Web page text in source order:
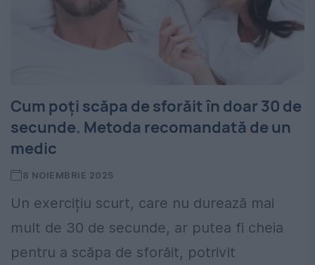
Cum poți scăpa de sforăit în doar 30 de
secunde. Metoda recomandată de un
medic
8 NOIEMBRIE 2025
Un exercițiu scurt, care nu durează mai
mult de 30 de secunde, ar putea fi cheia
pentru a scăpa de sforăit, potrivit